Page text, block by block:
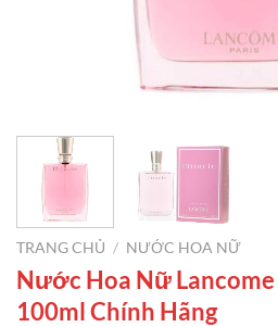
TRANG CHỦ / NƯỚC HOA NỮ
Nước Hoa Nữ
100ml Chính Hãng